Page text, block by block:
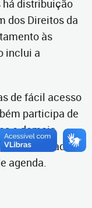
há distribuição
dos Direitos da
às
inclui a
de fácil acesso
participa de
e demais
é marcada
agenda.